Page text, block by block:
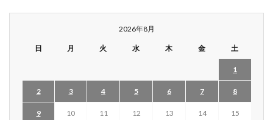
2026年8月
日 月 火 水 木 金 土
1
2 3 4 5 6 7 8
9 10 11 12 13 14 15